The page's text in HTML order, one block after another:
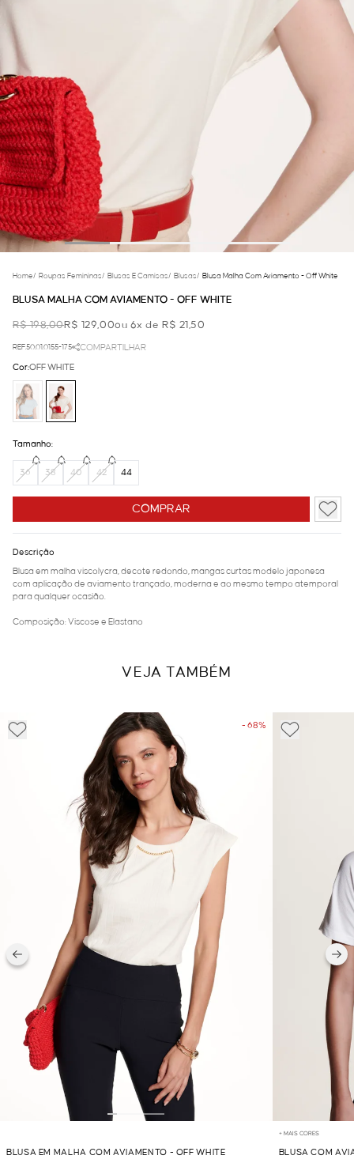
Home/ Roupas Femininas/ Blusas E Camisas/ Blusas/ Blusa Malha Com Aviamento - Off White
BLUSA MALHA COM AVIAMENTO - OFF WHITE
R$ 198,00R$ 129,00ou 6x de R$ 21,50
REF.50.01.0155-175 COMPARTILHAR
COMPRAR
Cor:OFF WHITE
Tamanho:
36 38 40 42 44
Descrição
Blusa em malha viscolycra, decote redondo, mangas curtas modelo japonesa
com aplicação de aviamento trançado, moderna e ao mesmo tempo atemporal
para qualquer ocasião.
Composição: Viscose e Elastano
VEJA TAMBÉM
- 68%
BLUSA EM MALHA COM AVIAMENTO - OFF WHITE
+ MAIS CORES
BLUSA COM